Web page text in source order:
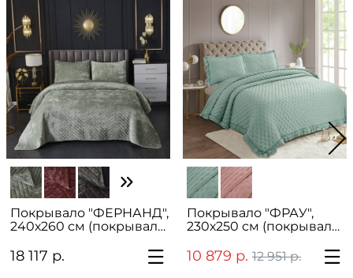
Покрывало "ФЕРНАНД",
240х260 см (покрывало
18 117 р.
Покрывало "ФРАУ",
230х250 см (покрывало
10 879 р. 12 951 р.